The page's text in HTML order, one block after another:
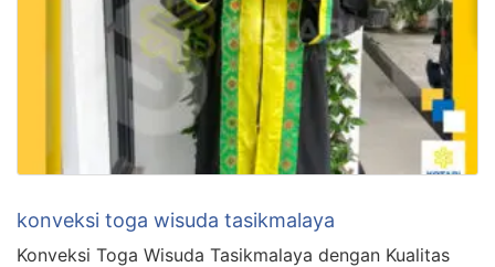
konveksi toga wisuda tasikmalaya
Konveksi Toga Wisuda Tasikmalaya dengan Kualitas